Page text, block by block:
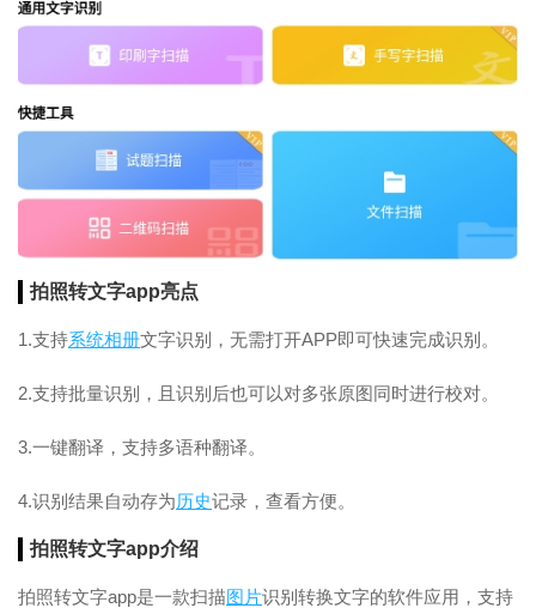
拍照转文字app亮点
1.支持系统相册文字识别，无需打开APP即可快速完成识别。
2.支持批量识别，且识别后也可以对多张原图同时进行校对。
3.一键翻译，支持多语种翻译。
4.识别结果自动存为历史记录，查看方便。
拍照转文字app介绍
拍照转文字app是一款扫描图片识别转换文字的软件应用，支持